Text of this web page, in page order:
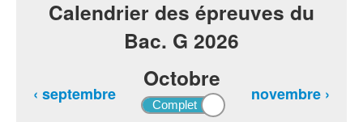
Calendrier des épreuves du
Bac. G 2026
Octobre
‹ septembre novembre ›